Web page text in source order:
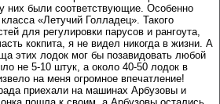
них были соответствующие. Особенно
«Летучий Голладец». Такого
для регулировки парусов и рангоута,
кокпита, я не видел никогда в жизни. А
этих лодок мог бы позавидовать любой
не 5-10 штук, а около 40-50 лодок в
на меня огромное впечатление!
приехали на машинах Арбузовы и